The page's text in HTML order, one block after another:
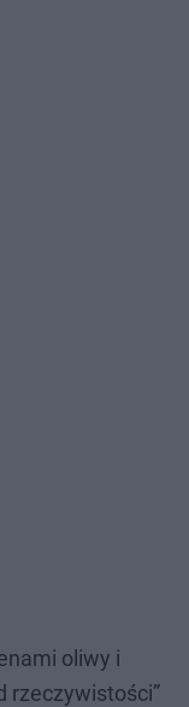
oliwy i
rzeczywistości”